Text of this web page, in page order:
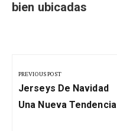
bien ubicadas
de
entradas
PREVIOUS POST
Previous
Post:
Jerseys De Navidad
Una Nueva Tendencia